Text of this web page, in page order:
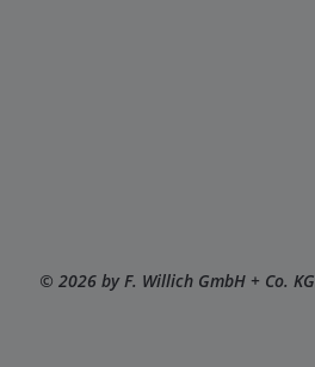
© 2026 by F. Willich GmbH + Co. KG